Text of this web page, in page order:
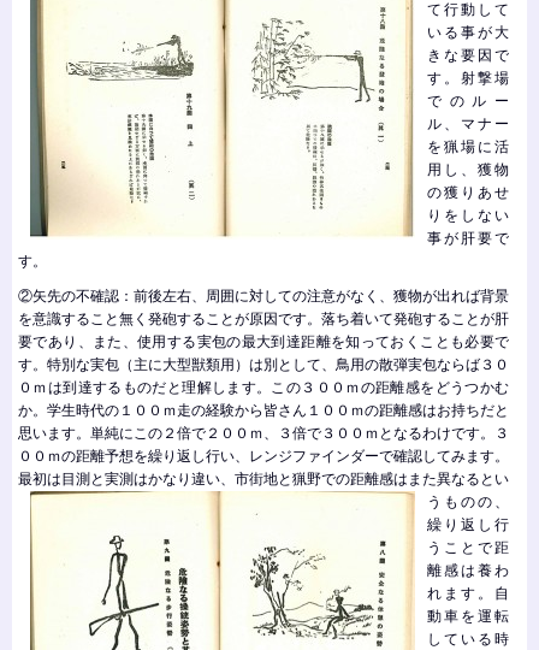
て行動して
いる事が大
きな要因で
す。射撃場
でのルー
ル、マナー
を猟場に活
用し、獲物
の獲りあせ
りをしない
事が肝要で
す。
②矢先の不確認：前後左右、周囲に対しての注意がなく、獲物が出れば背景
を意識すること無く発砲することが原因です。落ち着いて発砲することが肝
要であり、また、使用する実包の最大到達距離を知っておくことも必要で
す。特別な実包（主に大型獣類用）は別として、鳥用の散弾実包ならば３０
０ｍは到達するものだと理解します。この３００ｍの距離感をどうつかむ
か。学生時代の１００ｍ走の経験から皆さん１００ｍの距離感はお持ちだと
思います。単純にこの２倍で２００ｍ、３倍で３００ｍとなるわけです。３
００ｍの距離予想を繰り返し行い、レンジファインダーで確認してみます。
最初は目測と実測はかなり違い、市街地と猟野での距離感はまた異なるとい
うものの、
繰り返し行
うことで距
離感は養わ
れます。自
動車を運転
している時